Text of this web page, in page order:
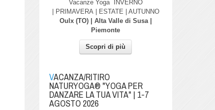
Vacanze Yoga INVERNO
| PRIMAVERA | ESTATE | AUTUNNO
Oulx (TO) | Alta Valle di Susa |
Piemonte
Scopri di più
VACANZA/RITIRO
NATURYOGA® "YOGA PER
DANZARE LA TUA VITA" | 1-7
AGOSTO 2026